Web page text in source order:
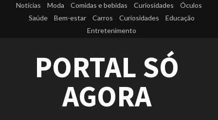
Notícias Moda Comidas e bebidas Curiosidades
Óculos
Saúde
Bem-estar Carros Curiosidades
Educação
Entretenimento
PORTAL SÓ
AGORA